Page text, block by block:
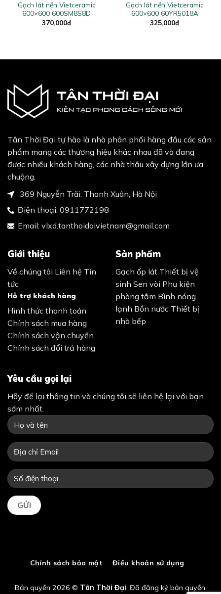
Gạch lát nền Vietceramic
600×600 600SM8S8D
370,000₫
Gạch lát nền Vietceramic
600×600 60YR5018A
325,000₫
Tân Thời Đại tự hào là nhà phân phối hàng đầu các sản
phẩm mang các thương hiệu khác nhau đã và đang
được nhiều khách hàng, các nhà thầu xây dựng lớn ưa
chuộng.
369 Nguyễn Trãi, Thanh Xuân, Hà Nội
Điện thoại: 0911772198
Email: vlxd.tanthoidaivietnam@gmail.com
Giới thiệu
Về chúng tôi Liên hệ Tin
tức
Hỗ trợ khách hàng
Hình thức thanh toán
Chính sách mua hàng
Chính sách vận chuyển
Chính sách đổi trả hàng
Sản phẩm
Gạch ốp lát Thiết bị vệ
sinh Sen vòi Phụ kiện
phòng tắm Bình nóng
lạnh Bồn nước Thiết bị
nhà bếp
Yêu cầu gọi lại
Hãy để lại thông tin và chúng tôi sẽ liên hệ lại với bạn
sớm nhất.
Chính sách bảo mật Điều khoản sử dụng
Bản quyền 2026 © Tân Thời Đại. Đã đăng ký bản quyền.